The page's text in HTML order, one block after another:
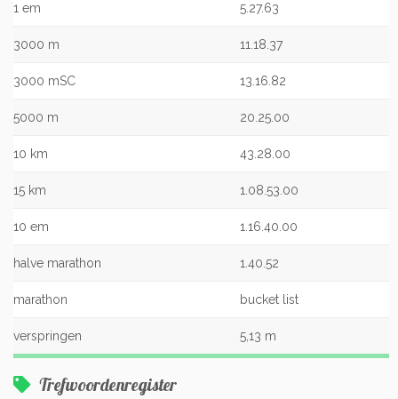
1 em 5.27.63
3000 m 11.18.37
3000 mSC 13.16.82
5000 m 20.25.00
10 km 43.28.00
15 km 1.08.53.00
10 em 1.16.40.00
halve marathon 1.40.52
marathon bucket list
verspringen 5,13 m
Trefwoordenregister